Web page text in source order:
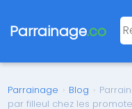
Parrainage.co
Parrainage › Blog ›
par filleul chez les